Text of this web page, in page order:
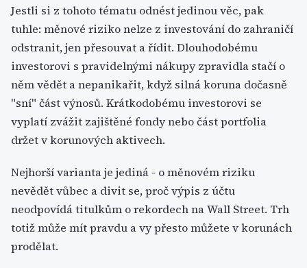
Jestli si z tohoto tématu odnést jedinou věc, pak
tuhle: měnové riziko nelze z investování do zahraničí
odstranit, jen přesouvat a řídit. Dlouhodobému
investorovi s pravidelnými nákupy zpravidla stačí o
něm vědět a nepanikařit, když silná koruna dočasně
"sní" část výnosů. Krátkodobému investorovi se
vyplatí zvážit zajištěné fondy nebo část portfolia
držet v korunových aktivech.
Nejhorší varianta je jediná - o měnovém riziku
nevědět vůbec a divit se, proč výpis z účtu
neodpovídá titulkům o rekordech na Wall Street. Trh
totiž může mít pravdu a vy přesto můžete v korunách
prodělat.